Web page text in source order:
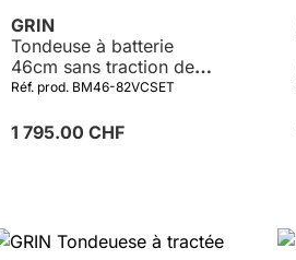
GRIN
Tondeuse à batterie
46cm sans traction de
roues incl. CRAMER 82V
Réf. prod. BM46-82VCSET
1 795.00 CHF